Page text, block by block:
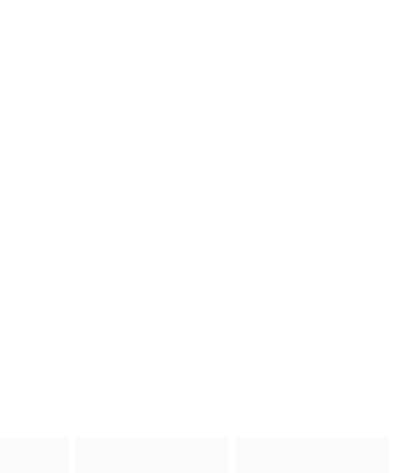
九流学校的校长
火灾，痛不欲生的他无意中得知原来此次火灾乃城中巨
暫定叫《愛．回家之開心速遞》，「過往的處境劇都是